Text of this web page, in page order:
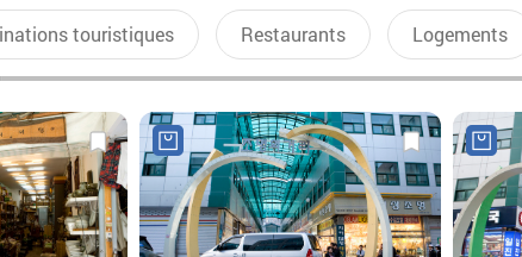
touristiques Restaurants Logements